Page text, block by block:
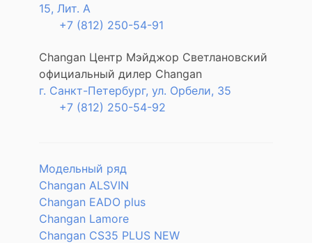
15, Лит. А
+7 (812) 250-54-91
Changan Центр Мэйджор Светлановский
официальный дилер Changan
г. Санкт-Петербург, ул. Орбели, 35
+7 (812) 250-54-92
Модельный ряд
Changan ALSVIN
Changan EADO plus
Changan Lamore
Changan CS35 PLUS NEW